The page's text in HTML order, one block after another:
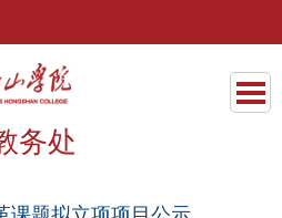
务处